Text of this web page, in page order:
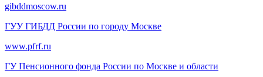
gibddmoscow.ru
ГУУ ГИБДД России по городу Москве
www.pfrf.ru
ГУ Пенсионного фонда России по Москве и области